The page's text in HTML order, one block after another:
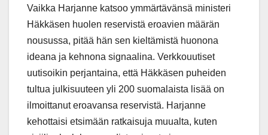
Vaikka Harjanne katsoo ymmärtävänsä ministeri
Häkkäsen huolen reservistä eroavien määrän
nousussa, pitää hän sen kieltämistä huonona
ideana ja kehnona signaalina. Verkkouutiset
uutisoikin perjantaina, että Häkkäsen puheiden
tultua julkisuuteen yli 200 suomalaista lisää on
ilmoittanut eroavansa reservistä. Harjanne
kehottaisi etsimään ratkaisuja muualta, kuten